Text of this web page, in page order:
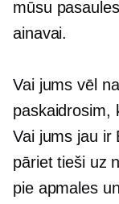
mūsu
ainavai.
Vai jums vēl
paskaidrosim,
Vai jums jau ir
pāriet tieši uz
pie apmales